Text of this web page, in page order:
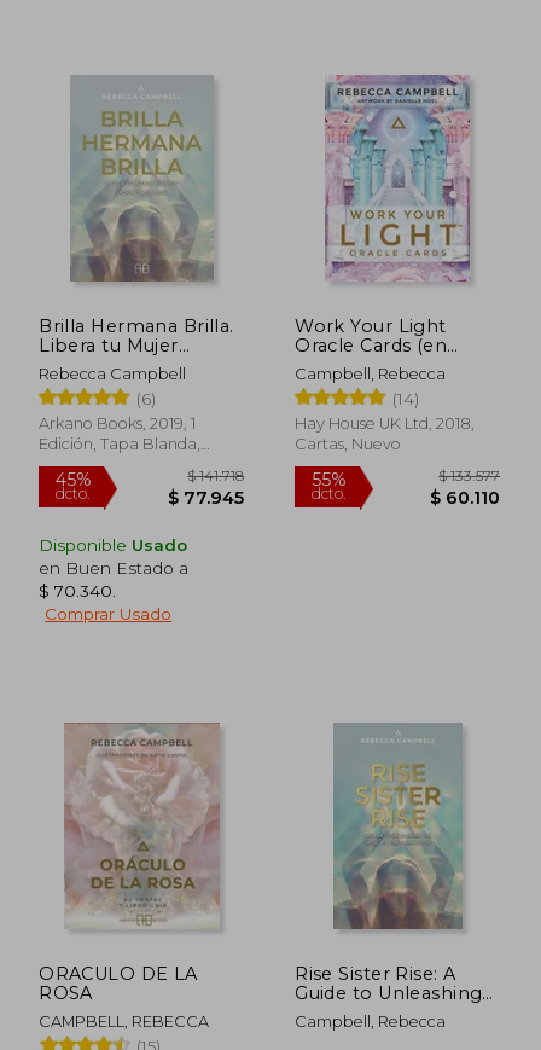
45%
dcto.
$ 157.457
$ 86.602
55%
dcto.
Brilla Hermana Brilla.
Libera tu Mujer
Interior Indómita y
Sabia
Rebecca Campbell
(6)
Arkano Books, 2019, 1
Edición, Tapa Blanda,
Nuevo
45%
dcto.
$ 141.718
$ 77.945
Disponible Usado
en Buen Estado a
$ 70.340
Comprar Usado
Work Your Light
Oracle Cards (en
Inglés)
Campbell, Rebecca
(14)
Hay House UK Ltd, 2018,
Cartas, Nuevo
55%
dcto.
ORACULO DE LA
ROSA
CAMPBELL, REBECCA
(15)
Rise Sister Rise: A
Guide to Unleashing
the Wise, Wild
Woman Within (en
Campbell, Rebecca